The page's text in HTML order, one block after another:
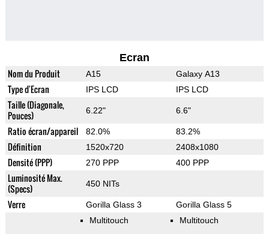
Ecran
Nom du Produit A15 Galaxy A13
Type d'Ecran IPS LCD IPS LCD
Taille (Diagonale,
Pouces)
6.22" 6.6"
Ratio écran/appareil 82.0% 83.2%
Définition 1520x720 2408x1080
Densité (PPP) 270 PPP 400 PPP
Luminosité Max.
(Specs)
450 NITs
Verre Gorilla Glass 3 Gorilla Glass 5
Multitouch Multitouch